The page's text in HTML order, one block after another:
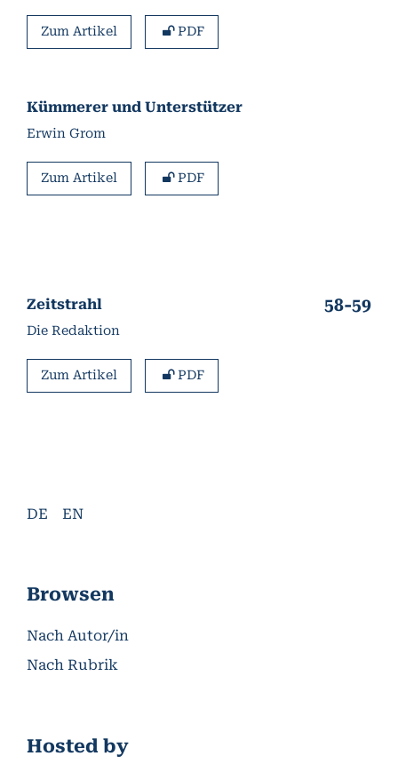
Zum Artikel PDF
Kümmerer und Unterstützer
Erwin Grom
Zum Artikel PDF
Zeitstrahl
Die Redaktion
Zum Artikel PDF
58-59
DE EN
Browsen
Nach Autor/in
Nach Rubrik
Hosted by